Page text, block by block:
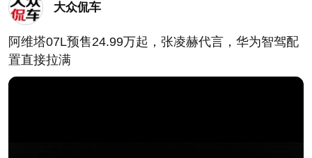
大众侃车
阿维塔07L预售24.99万起，张凌赫代言，华为智驾配
置直接拉满